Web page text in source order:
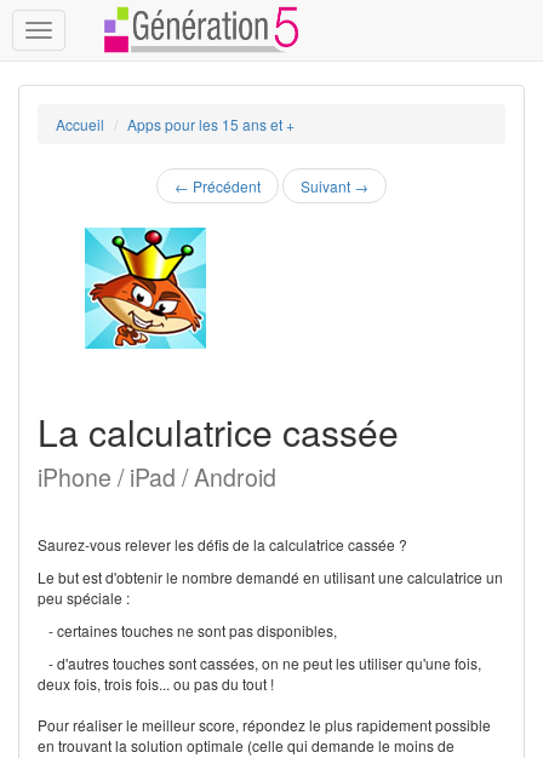
Toggle
navigation
Accueil Apps pour les 15 ans et +
← Précédent Suivant →
La calculatrice cassée
iPhone / iPad / Android
Saurez-vous relever les défis de la calculatrice cassée ?
Le but est d'obtenir le nombre demandé en utilisant une calculatrice un
peu spéciale :
- certaines touches ne sont pas disponibles,
- d'autres touches sont cassées, on ne peut les utiliser qu'une fois,
deux fois, trois fois... ou pas du tout !
Pour réaliser le meilleur score, répondez le plus rapidement possible
en trouvant la solution optimale (celle qui demande le moins de